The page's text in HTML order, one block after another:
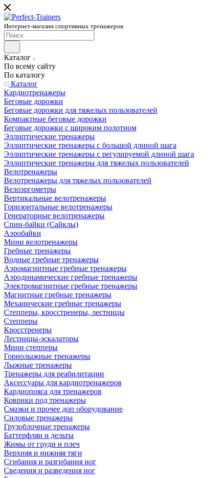
Интернет-магазин спортивных тренажеров
Каталог
По всему сайту
По каталогу
Каталог
Кардиотренажеры
Беговые дорожки
Беговые дорожки для тяжелых пользователей
Компактные беговые дорожки
Беговые дорожки с широким полотном
Эллиптические тренажеры
Эллиптические тренажеры с большой длиной шага
Эллиптические тренажеры с регулируемой длиной шага
Эллиптические тренажеры для тяжелых пользователей
Велотренажеры
Велотренажеры для тяжелых пользователей
Велоэргометры
Вертикальные велотренажеры
Горизонтальные велотренажеры
Генераторные велотренажеры
Спин-байки (Сайклы)
Аэробайки
Мини велотренажеры
Гребные тренажеры
Водные гребные тренажеры
Аэромагнитные гребные тренажеры
Аэродинамические гребные тренажеры
Электромагнитные гребные тренажеры
Магнитные гребные тренажеры
Механические гребные тренажеры
Степперы, кросстренеры, лестницы
Степперы
Кросстренеры
Лестницы-эскалаторы
Мини степперы
Горнолыжные тренажеры
Лыжные тренажеры
Тренажеры для реабилитации
Аксессуары для кардиотренажеров
Кардиопояса для тренажеров
Коврики под тренажеры
Смазки и прочее доп оборудование
Силовые тренажеры
Грузоблочные тренажеры
Баттерфляи и дельты
Жимы от груди и плеч
Верхняя и нижняя тяги
Сгибания и разгибания ног
Сведения и разведения ног